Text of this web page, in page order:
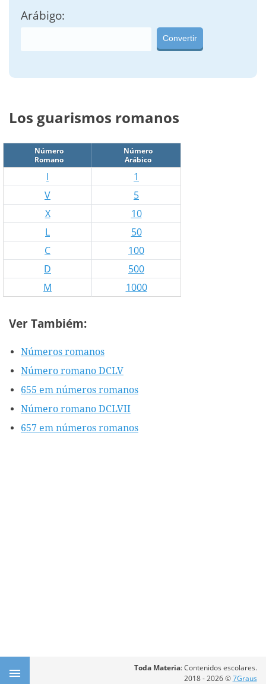
Arábigo:
Convertir
Los guarismos romanos
Número
Romano
Número
Arábico
I
1
V
5
X
10
L
50
C
100
D
500
M
1000
Ver Tambiém:
Números romanos
Número romano DCLV
655 em números romanos
Número romano DCLVII
657 em números romanos
Toda Materia: Contenidos escolares.
2018 - 2026 ©7Graus